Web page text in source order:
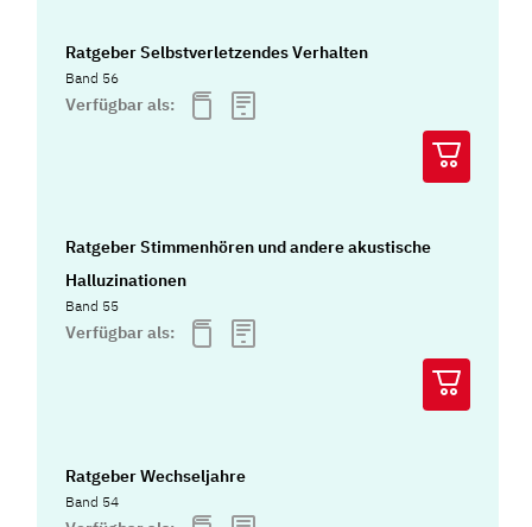
Ratgeber Selbstverletzendes Verhalten
Band 56
Verfügbar als:
Ratgeber Stimmenhören und andere akustische
Halluzinationen
Band 55
Verfügbar als:
Ratgeber Wechseljahre
Band 54